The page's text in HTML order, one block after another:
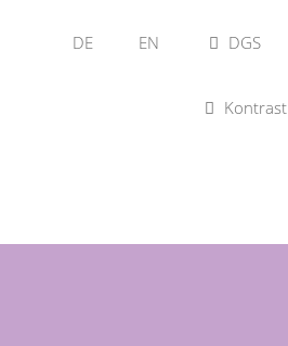
DE EN DGS
Kontrast